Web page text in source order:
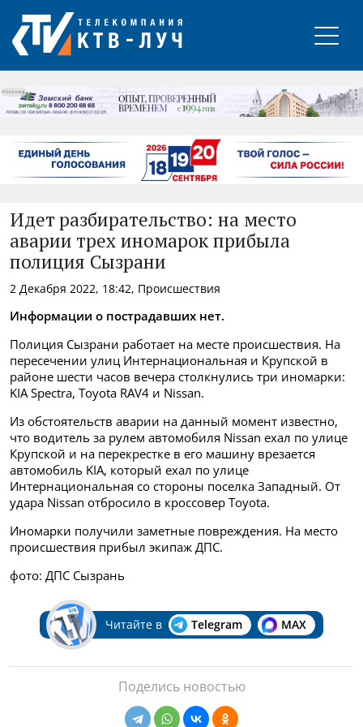
РЕКЛАМА
Идет разбирательство: на место
аварии трех иномарок прибыла
полиция Сызрани
2 Декабря 2022, 18:42, Происшествия
Информации о пострадавших нет.
Полиция Сызрани работает на месте происшествия. На
пересечении улиц Интернациональная и Крупской в
районе шести часов вечера столкнулись три иномарки:
KIA Spectra, Toyota RAV4 и Nissan.
Из обстоятельств аварии на данный момент известно,
что водитель за рулем автомобиля Nissan ехал по улице
Крупской и на перекрестке в его машину врезается
автомобиль KIA, который ехал по улице
Интернациональная со стороны поселка Западный. От
удара Nissan отбросило в кроссовер Toyota.
Иномарки получили заметные повреждения. На место
происшествия прибыл экипаж ДПС.
фото: ДПС Сызрань
Читайте в Telegram MAX
Поделись новостью